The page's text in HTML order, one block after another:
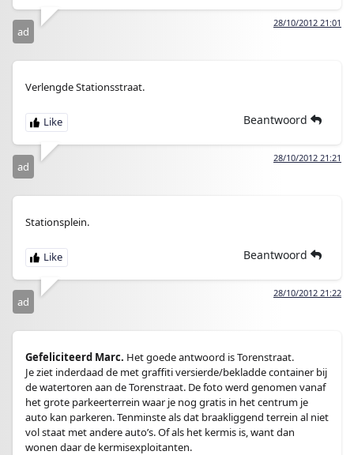
28/10/2012 21:01
ad
Verlengde Stationsstraat.
Beantwoord
28/10/2012 21:21
ad
Stationsplein.
Beantwoord
28/10/2012 21:22
ad
Gefeliciteerd Marc. Het goede antwoord is Torenstraat.
Je ziet inderdaad de met graffiti versierde/bekladde container bij
de watertoren aan de Torenstraat. De foto werd genomen vanaf
het grote parkeerterrein waar je nog gratis in het centrum je
auto kan parkeren. Tenminste als dat braakliggend terrein al niet
vol staat met andere auto’s. Of als het kermis is, want dan
wonen daar de kermisexploitanten.